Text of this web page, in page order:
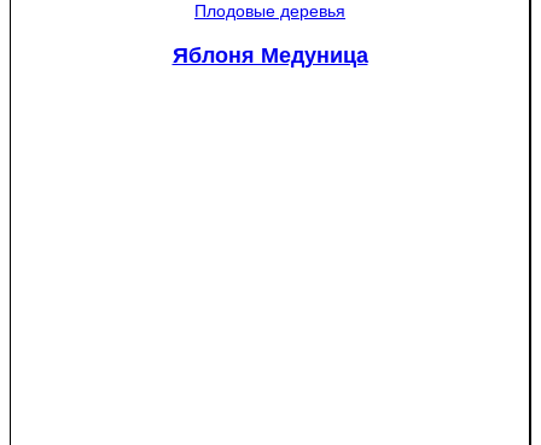
Плодовые деревья
Яблоня Медуница